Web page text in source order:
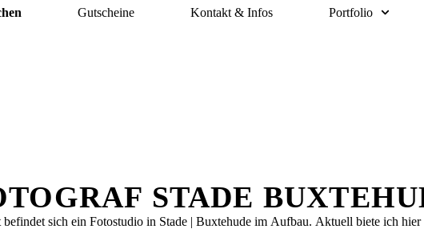
Gutscheine Kontakt & Infos Portfolio
STADE
befindet sich ein Fotostudio in Stade | Buxtehude im Aufbau. Aktuell biete ich